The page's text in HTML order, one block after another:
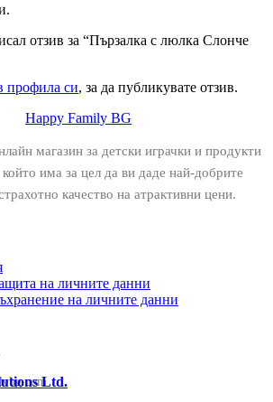
отзив за “Пързалка с люлка Слонче
профила си, за да публикувате отзив.
магазин за детски играчки и продукти
има за цел да ви даде най-добрите
качество на атрактивни цени.
на личните данни
на личните данни
Ltd.